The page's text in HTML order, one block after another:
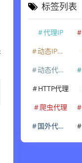
标签列表
代理IP
动态IP代理
动态代理IP
HTTP代理
爬虫代理
国外代理IP